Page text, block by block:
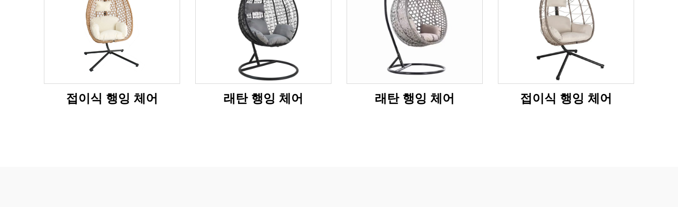
접이식 행잉 체어 래탄 행잉 체어 래탄 행잉 체어 접이식 행잉 체어